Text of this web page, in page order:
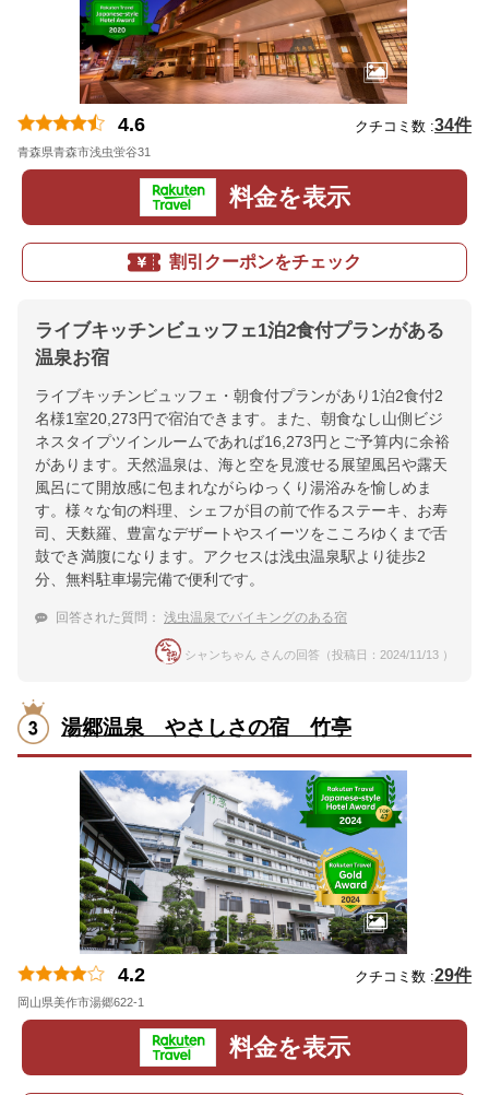
4.6 クチコミ数 :34件
青森県青森市浅虫蛍谷31
料金を表示
割引クーポンをチェック
ライブキッチンビュッフェ1泊2食付プランがある
温泉お宿
ライブキッチンビュッフェ・朝食付プランがあり1泊2食付2
名様1室20,273円で宿泊できます。また、朝食なし山側ビジ
ネスタイプツインルームであれば16,273円とご予算内に余裕
があります。天然温泉は、海と空を見渡せる展望風呂や露天
風呂にて開放感に包まれながらゆっくり湯浴みを愉しめま
す。様々な旬の料理、シェフが目の前で作るステーキ、お寿
司、天麩羅、豊富なデザートやスイーツをこころゆくまで舌
鼓でき満腹になります。アクセスは浅虫温泉駅より徒歩2
分、無料駐車場完備で便利です。
回答された質問： 浅虫温泉でバイキングのある宿
シャンちゃん さんの回答（投稿日：2024/11/13 ）
湯郷温泉 やさしさの宿 竹亭
4.2 クチコミ数 :29件
岡山県美作市湯郷622-1
料金を表示